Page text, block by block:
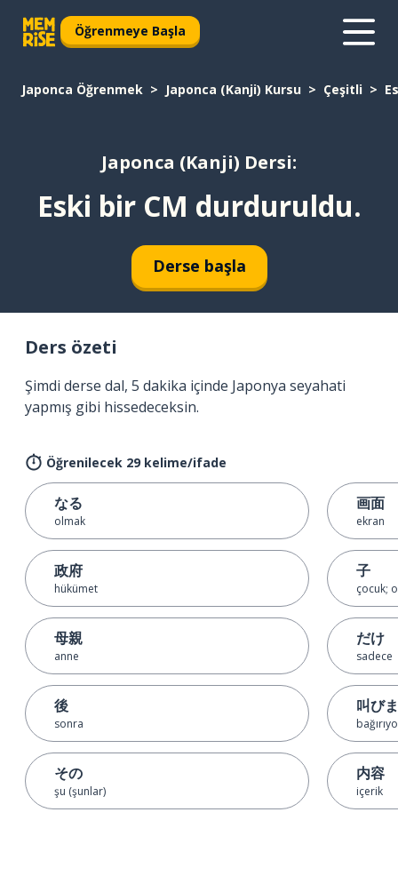
Öğrenmeye Başla
Japonca Öğrenmek Japonca (Kanji) Kursu Çeşitli
Japonca (Kanji) Dersi:
Eski bir CM durduruldu.
Derse başla
Ders özeti
Şimdi derse dal, 5 dakika içinde Japonya seyahati
yapmış gibi hissedeceksin.
Öğrenilecek 29 kelime/ifade
なる
olmak
政府
hükümet
母親
anne
後
sonra
その
şu (şunlar)
画面
ekran
子
çocuk;
だけ
sadece
叫び
内容
içerik